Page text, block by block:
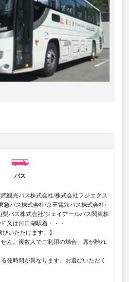
バス
観光バス株式会社/株式会社フジエクス
急バス株式会社/京王電鉄バス株式会社/
バス株式会社/ジェイアールバス関東株
ﾞ又は河口湖駅着・・・
いただけます。】
せん。複数人でご利用の場合、席が離れ
発時間が異なります。お選びいただく